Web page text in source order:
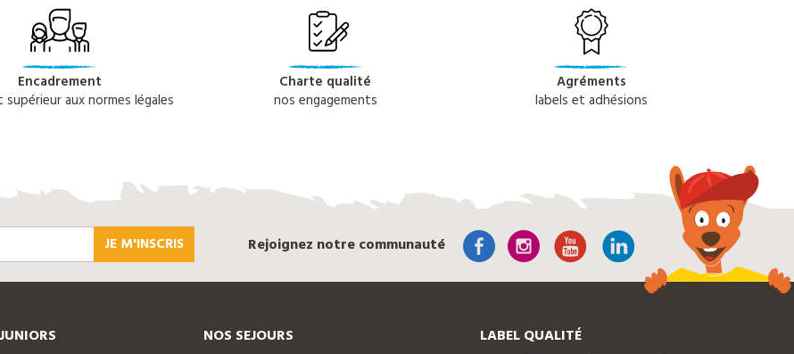
Encadrement
aux normes légales
Charte qualité
nos engagements
Agréments
labels et adhésions
JE M'INSCRIS Rejoignez notre communauté
NOS SEJOURS LABEL QUALITÉ